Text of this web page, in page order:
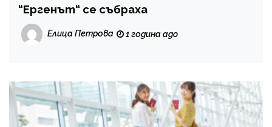
“Ергенът“ се събраха
Елица Петрова 1 година ago